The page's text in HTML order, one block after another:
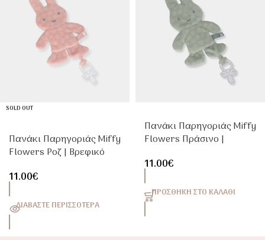
SOLD OUT
Πανάκι Παρηγοριάς Miffy
Flowers Ροζ | Βρεφικό
11.00€
ΔΙΑΒΆΣΤΕ ΠΕΡΙΣΣΌΤΕΡΑ
Πανάκι Παρηγοριάς Miffy
Flowers Πράσινο |
Αγκαλιάς
11.00€
ΠΡΟΣΘΉΚΗ ΣΤΟ ΚΑΛΆΘΙ